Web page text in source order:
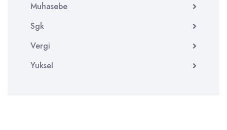
Muhasebe
Sgk
Vergi
Yuksel